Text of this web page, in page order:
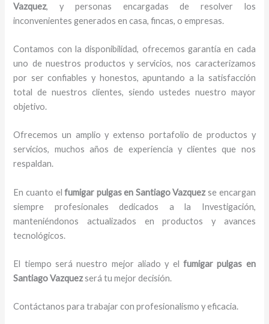
Vazquez, y personas encargadas de resolver los
inconvenientes generados en casa, fincas, o empresas.
Contamos con la disponibilidad, ofrecemos garantía en cada
uno de nuestros productos y servicios, nos caracterizamos
por ser confiables y honestos, apuntando a la satisfacción
total de nuestros clientes, siendo ustedes nuestro mayor
objetivo.
Ofrecemos un amplio y extenso portafolio de productos y
servicios, muchos años de experiencia y clientes que nos
respaldan.
En cuanto el fumigar pulgas en Santiago Vazquez se encargan
siempre profesionales dedicados a la Investigación,
manteniéndonos actualizados en productos y avances
tecnológicos.
El tiempo será nuestro mejor aliado y el fumigar pulgas en
Santiago Vazquezserá tu mejor decisión.
Contáctanos para trabajar con profesionalismo y eficacia.